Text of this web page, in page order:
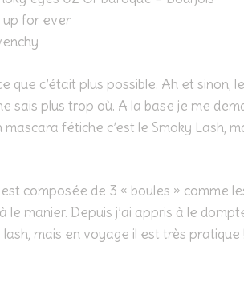
up for ever
que c’était plus possible. Ah et sinon,
sais plus trop où. A la base je me
fétiche c’est le Smoky Lash,
composée de 3 « boules » comme
le manier. Depuis j’ai appris à le
mais en voyage il est très pratique !